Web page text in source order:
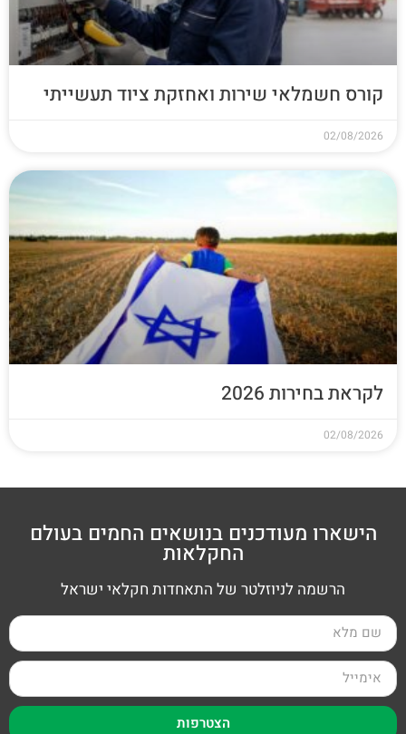
קורס חשמלאי שירות ואחזקת ציוד תעשייתי
02/08/2026
לקראת בחירות 2026
02/08/2026
הישארו מעודכנים בנושאים החמים בעולם
החקלאות
הרשמה לניוזלטר של התאחדות חקלאי ישראל
הצטרפות